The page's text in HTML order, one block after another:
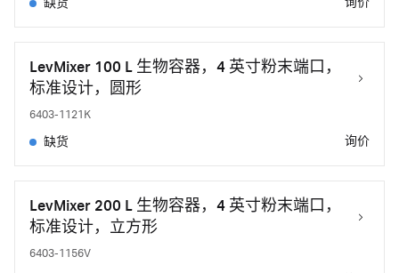
缺货 询价
LevMixer 100 L 生物容器，4 英寸粉末端口，
标准设计，圆形
6403-1121K
缺货 询价
LevMixer 200 L 生物容器，4 英寸粉末端口，
标准设计，立方形
6403-1156V